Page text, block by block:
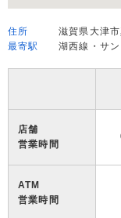
住所
滋賀県大津
最寄駅
湖西線・サ
店舗
営業時間
ATM
営業時間